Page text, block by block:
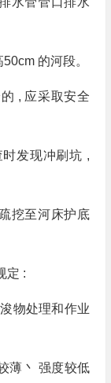
的河段。
, 应采取安全
时发现冲刷坑 ,
挖至河床护底
定 :
物处理和作业
薄丶 强度较低